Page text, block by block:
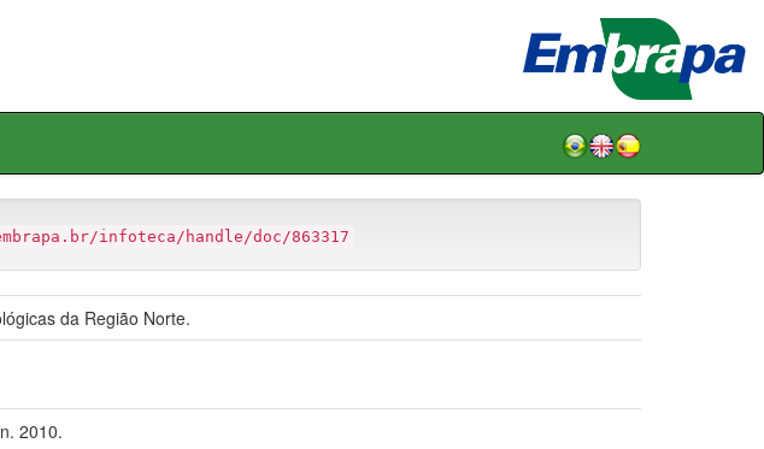
infoteca/handle/doc/863317
da Região Norte.
2010.